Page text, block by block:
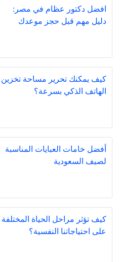
افضل دكتور عظام في مصر:
دليل مهم قبل حجز موعدك
كيف يمكنك تحرير مساحة تخزين
الهاتف الذكي بسرعة؟
أفضل خامات العبايات المناسبة
لصيف السعودية
كيف تؤثر مراحل الحياة المختلفة
على احتياجاتنا النفسية؟